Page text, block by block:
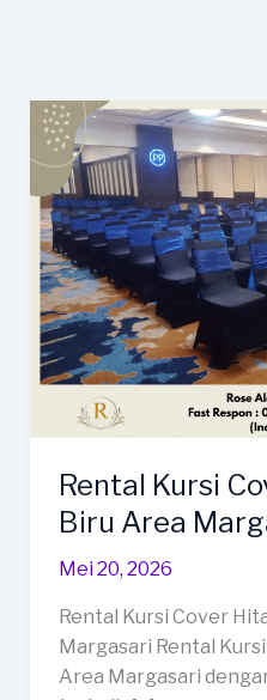
Rental Kursi
Biru Area
Mei 20, 2026
Rental Kursi Cover
Margasari Rental
Area Margasari